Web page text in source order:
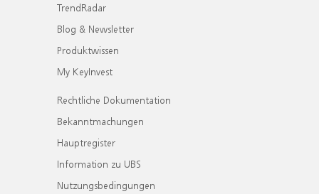
TrendRadar
Blog & Newsletter
Produktwissen
My KeyInvest
Rechtliche Dokumentation
Bekanntmachungen
Hauptregister
Information zu UBS
Nutzungsbedingungen